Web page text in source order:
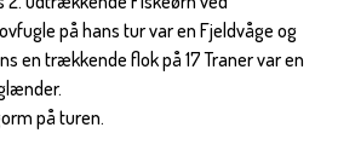
på hans tur var en Fjeldvåge og
en trækkende flok på 17 Traner var en
på turen.